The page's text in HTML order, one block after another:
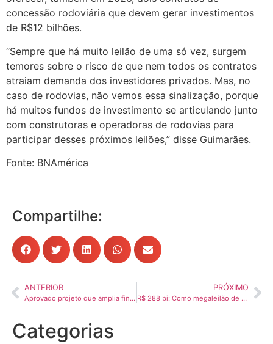
concessão rodoviária que devem gerar investimentos
de R$12 bilhões.
“Sempre que há muito leilão de uma só vez, surgem
temores sobre o risco de que nem todos os contratos
atraiam demanda dos investidores privados. Mas, no
caso de rodovias, não vemos essa sinalização, porque
há muitos fundos de investimento se articulando junto
com construtoras e operadoras de rodovias para
participar desses próximos leilões,” disse Guimarães.
Fonte: BNAmérica
Compartilhe:
ANTERIOR
Aprovado projeto que amplia financiamento do SEST e SENAT
PRÓXIMO
R$ 288 bi: Como megaleilão de rodovias e ferrovias pode mexer com ações do setor?
Categorias